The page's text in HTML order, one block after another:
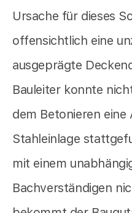
Ursache für dieses
offensichtlich eine
ausgeprägte
Bauleiter konnte
dem Betonieren eine
Stahleinlage
mit einem
Bachverständigen